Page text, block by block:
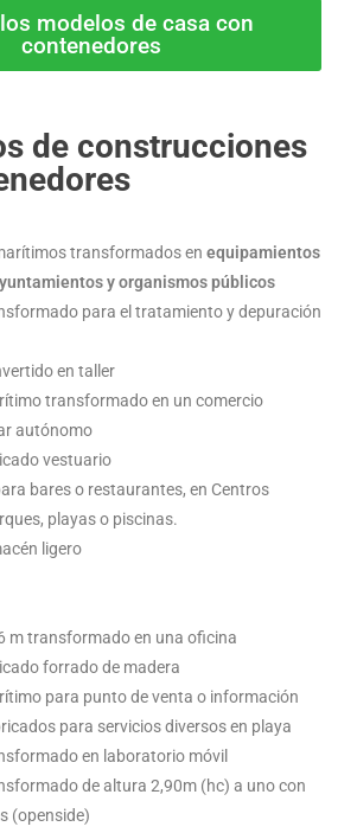
modelos de casa con
contenedores
de construcciones
transformados en equipamientos
y organismos públicos
para el tratamiento y depuración
en taller
transformado en un comercio
autónomo
vestuario
bares o restaurantes, en Centros
playas o piscinas.
ligero
m transformado en una oficina
forrado de madera
para punto de venta o información
para servicios diversos en playa
en laboratorio móvil
de altura 2,90m (hc) a uno con
(openside)